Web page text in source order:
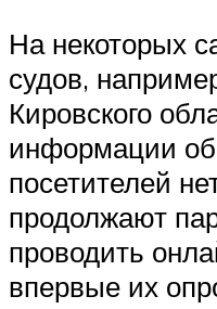
На некоторых
судов,
Кировского
информации об
посетителей
продолжают
проводить
впервые их